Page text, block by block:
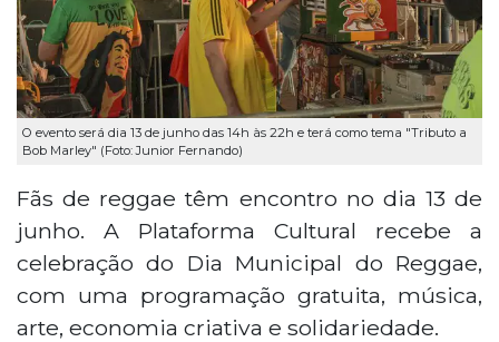
O evento será dia 13 de junho das 14h às 22h e terá como tema "Tributo a
Bob Marley" (Foto: Junior Fernando)
Fãs de reggae têm encontro no dia 13 de
junho. A Plataforma Cultural recebe a
celebração do Dia Municipal do Reggae,
com uma programação gratuita, música,
arte, economia criativa e solidariedade.